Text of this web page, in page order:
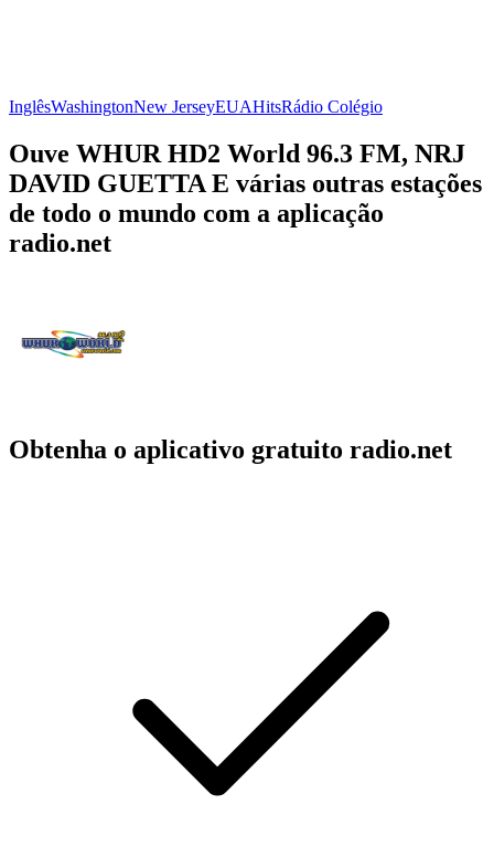
InglêsWashingtonNew JerseyEUAHitsRádio Colégio
Ouve WHUR HD2 World 96.3 FM, NRJ
DAVID GUETTA E várias outras estações
de todo o mundo com a aplicação
radio.net
Obtenha o aplicativo gratuito radio.net